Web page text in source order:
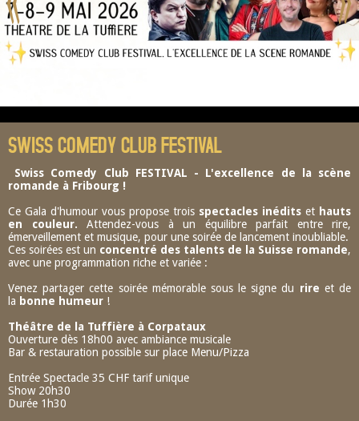
SWISS COMEDY CLUB FESTIVAL
Swiss Comedy Club FESTIVAL - L'excellence de la scène
romande à Fribourg !
Ce Gala d'humour vous propose trois spectacles inédits et hauts
en couleur. Attendez-vous à un équilibre parfait entre rire,
émerveillement et musique, pour une soirée de lancement inoubliable.
Ces soirées est un concentré des talents de la Suisse romande,
avec une programmation riche et variée :
Venez partager cette soirée mémorable sous le signe du rire et de
la bonne humeur !
Théâtre de la Tuffière à Corpataux
Ouverture dès 18h00 avec ambiance musicale
Bar & restauration possible sur place Menu/Pizza
Entrée Spectacle 35 CHF tarif unique
Show 20h30
Durée 1h30